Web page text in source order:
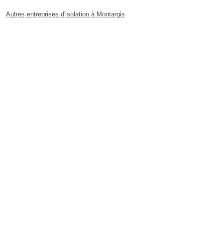
Autres entreprises d'isolation à Montargis